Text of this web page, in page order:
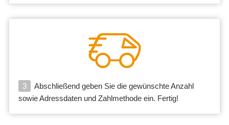
3
Abschließend geben Sie die gewünschte Anzahl
sowie Adressdaten und Zahlmethode ein. Fertig!